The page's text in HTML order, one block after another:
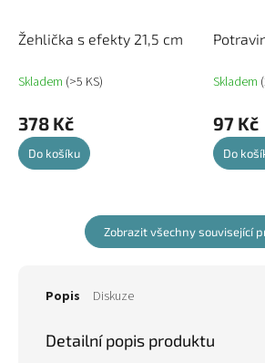
Žehlička s efekty 21,5 cm
Skladem (>5 KS)
378 Kč
Do košíku
Skladem
97 Kč
Do
Zobrazit všechny související
Popis Diskuze
Detailní popis produktu